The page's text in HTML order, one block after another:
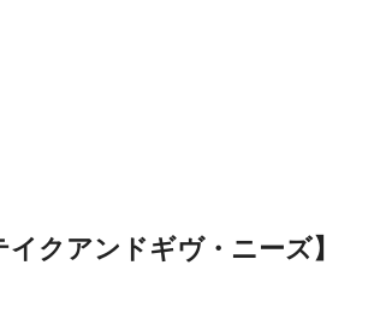
クアンドギヴ・ニーズ】